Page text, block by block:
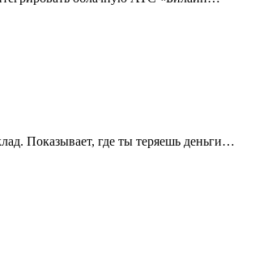
Показывает, где ты теряешь деньги…